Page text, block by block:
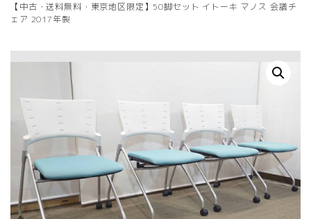
【中古・送料無料・東京地区限定】50脚セット イトーキ マノス 会議チ
ェア 2017年製